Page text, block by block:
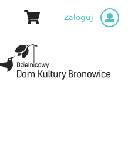
Zaloguj